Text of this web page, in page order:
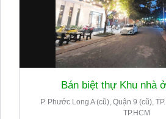
Bán biệt thự Khu nhà
P. Phước Long A (cũ), Quận 9 (cũ),
TP.HCM